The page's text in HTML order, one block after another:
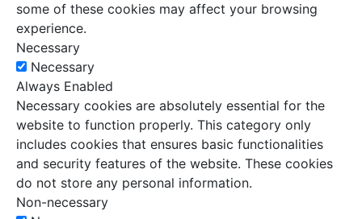
some of these cookies may affect your browsing
experience.
Necessary
Necessary
Always Enabled
Necessary cookies are absolutely essential for the
website to function properly. This category only
includes cookies that ensures basic functionalities
and security features of the website. These cookies
do not store any personal information.
Non-necessary